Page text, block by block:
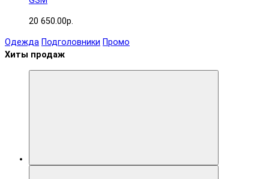
20 650.00р.
Одежда Подголовники Промо
Хиты продаж